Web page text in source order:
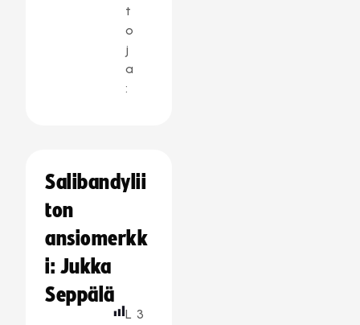
t
o
j
a
:
Salibandylii
ton
ansiomerkk
i: Jukka
Seppälä
L 3